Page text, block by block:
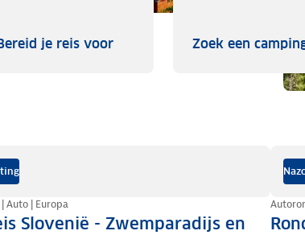
je reis voorBereid je reis voor
Zoek een
Slovenië - Zwemparadijs en
Auto | Europa